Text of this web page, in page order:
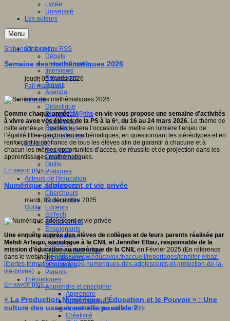
Lycée
Université
Les auteurs
Menu
S'informer
Débats
Faits marquants
Interviews
Reportages
Brèves
Agenda
Innover
Didactique
Dispositifs
Pédagogie
Recherche
Technologies
Savoir(s)
Analyses
Conférences
Outils
Pratiques
Acteurs de l'éducation
Animateurs
Chercheurs
Collectivités
Editeurs
EdTech
Encadrement
Enseignants
Entreprises
Etudiants
Filières industrielles
Institutionnels
Médiateurs
Parents
Thématiques
Apprendre et enseigner
Apprendre
Apprentissages
Apprentissages collaboratifs
Créativité
S'abonner à ce flux RSS
Semaine des mathématiques 2026
jeudi, 05 février 2026
Fait marquant
Comme chaque année,M@ths en-vie vous propose une semaine d’activités
à vivre avec vos élèves de la PS à la 6ᵉ, du 16 au 24 mars 2026. Le thème de
cette année, « Égalités », sera l’occasion de mettre en lumière l’enjeu de
l’égalité filles-garçons en mathématiques, en questionnant les stéréotypes et en
renforçant la confiance de tous les élèves afin de garantir à chacune et à
chacun les mêmes opportunités d’accès, de réussite et de projection dans les
apprentissages mathématiques.
En savoir plus...
Numérique adolescent et vie privée
mardi, 09 décembre 2025
Outils
Une enquête auprès des élèves de collèges et de leurs parents réalisée par
Mehdi Arfaoui, sociologue à la CNIL et Jennifer Elbaz, responsable de la
mission d’éducation au numérique de la CNIL en Février 2025.(En référence
dans le webinaire :https://www.educavox.fr/accueil/reportages/jennifer-elbaz-
libertes-formations-pratiques-numeriques-des-adolescents-et-protection-de-la-
vie-privee)
En savoir plus...
« La Production Numérique, l’Éducation et le Pouvoir » : Une
culture des usages est-elle possible ?